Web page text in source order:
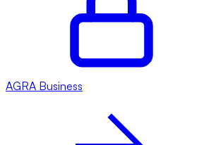
AGRA Business